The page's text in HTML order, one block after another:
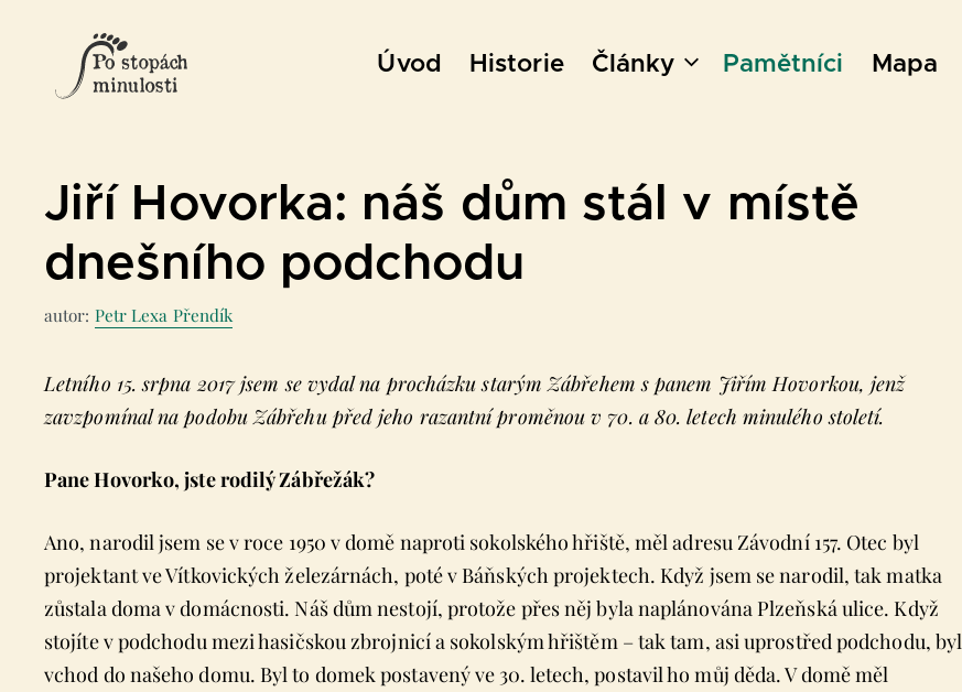
Úvod Historie Články Pamětníci Mapa
Jiří Hovorka: náš dům stál v místě
dnešního podchodu
autor: Petr Lexa Přendík
Letního 15. srpna 2017 jsem se vydal na procházku starým Zábřehem s panem Jiřím Hovorkou, jenž
zavzpomínal na podobu Zábřehu před jeho razantní proměnou v 70. a 80. letech minulého století.
Pane Hovorko, jste rodilý Zábřežák?
Ano, narodil jsem se v roce 1950 v domě naproti sokolského hřiště, měl adresu Závodní 157. Otec byl
projektant ve Vítkovických železárnách, poté v Báňských projektech. Když jsem se narodil, tak matka
zůstala doma v domácnosti. Náš dům nestojí, protože přes něj byla naplánována Plzeňská ulice. Když
stojíte v podchodu mezi hasičskou zbrojnicí a sokolským hřištěm – tak tam, asi uprostřed podchodu, byl
vchod do našeho domu. Byl to domek postavený ve 30. letech, postavil ho můj děda. V domě měl